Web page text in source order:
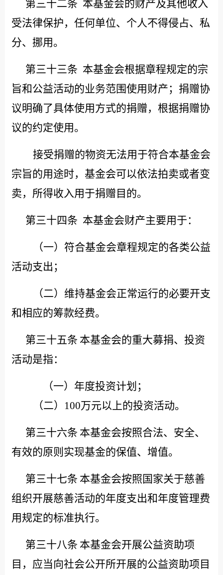
第三十二条 本基金会的财产及其他收入
受法律保护，任何单位、个人不得侵占、私
分、挪用。
第三十三条 本基金会根据章程规定的宗
旨和公益活动的业务范围使用财产；捐赠协
议明确了具体使用方式的捐赠，根据捐赠协
议的约定使用。
接受捐赠的物资无法用于符合本基金会
宗旨的用途时，基金会可以依法拍卖或者变
卖，所得收入用于捐赠目的。
第三十四条 本基金会财产主要用于：
（一）符合基金会章程规定的各类公益
活动支出；
（二）维持基金会正常运行的必要开支
和相应的筹款经费。
第三十五条 本基金会的重大募捐、投资
活动是指：
（一）年度投资计划；
（二） 100万元以上的投资活动。
第三十六条 本基金会按照合法、安全、
有效的原则实现基金的保值、增值。
第三十七条 本基金会按照国家关于慈善
组织开展慈善活动的年度支出和年度管理费
用规定的标准执行。
第三十八条 本基金会开展公益资助项
目，应当向社会公开所开展的公益资助项目